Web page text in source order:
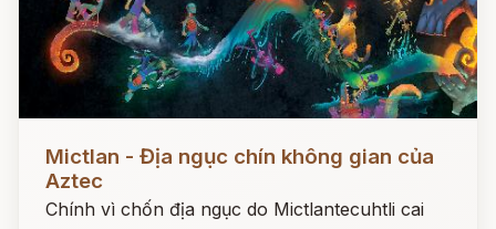
Mictlan - Địa ngục chín không gian của
Aztec
Chính vì chốn địa ngục do Mictlantecuhtli cai